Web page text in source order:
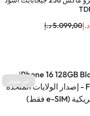
5.099,00د.إ د.إ
غير متوفر